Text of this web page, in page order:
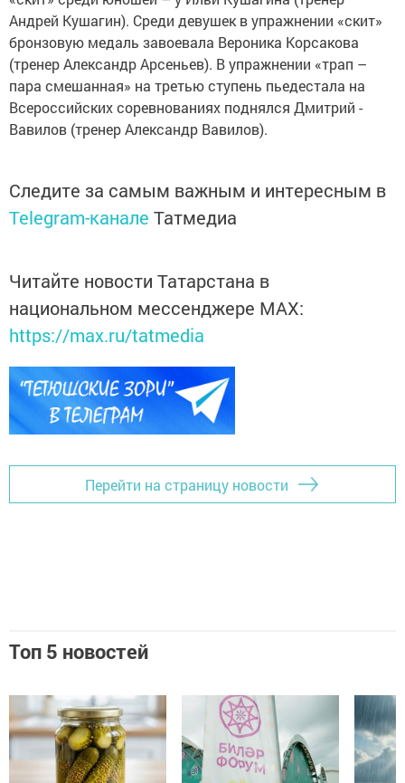
Андрей Кушагин). Среди девушек в упражнении «скит»
бронзовую медаль завоевала Вероника Корсакова
(тренер Александр Арсеньев). В упражнении «трап –
пара смешанная» на третью ступень пьедестала на
Всероссийских соревнованиях поднялся ­Дмитрий ­
Вавилов ­(тренер Александр Вавилов).
Следите за самым важным и интересным в
Telegram-канале Татмедиа
Читайте новости Татарстана в
национальном мессенджере MАХ:
https://max.ru/tatmedia
Перейти на страницу новости
Топ 5 новостей